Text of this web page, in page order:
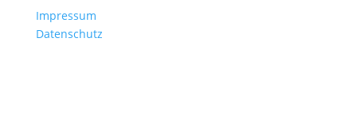
Impressum
Datenschutz